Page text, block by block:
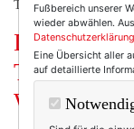
TEXTERELLA
Driving
Traditionen
Fußbereich unserer
wieder abwählen.
Datenschutzerklärung
Eine Übersicht aller
auf detaillierte